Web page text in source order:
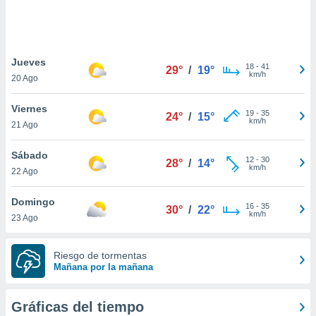
únicos
similares
como
IP
de
traten tus
en
a lo que
Para
Jueves
20 Ago
29° / 19° 18- 41
km/h
Viernes
21 Ago
24° / 15° 19- 35
km/h
Sábado
22 Ago
28° / 14° 12- 30
km/h
Domingo
23 Ago
30° / 22° 16- 35
km/h
Riesgo de tormentas
Mañana por la mañana
Gráficas del tiempo